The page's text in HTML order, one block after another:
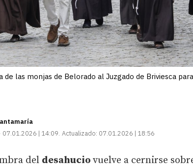
de las monjas de Belorado al Juzgado de Briviesca
07.01.2026 | 14:09 Actualizado: 07.01.2026 | 18:56
del desahucio vuelve a cernirse